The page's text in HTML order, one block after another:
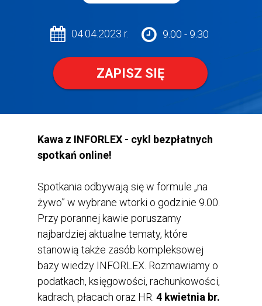
ZAPISZ SIĘ
04.04.2023 r. 9.00 - 9.30
Kawa z INFORLEX - cykl bezpłatnych
spotkań online!
Spotkania odbywają się w formule „na
żywo” w wybrane wtorki o godzinie 9.00.
Przy porannej kawie poruszamy
najbardziej aktualne tematy, które
stanowią także zasób kompleksowej
bazy wiedzy INFORLEX. Rozmawiamy o
podatkach, księgowości, rachunkowości,
kadrach, płacach oraz HR. 4 kwietnia br.